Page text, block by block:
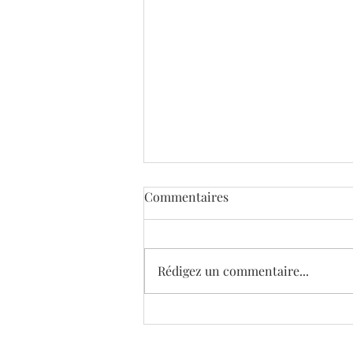
Commentaires
Rédigez un commentaire...